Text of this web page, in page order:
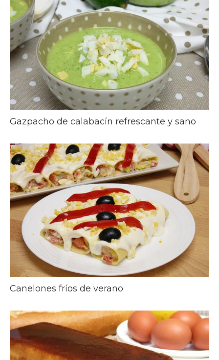
Gazpacho de calabacín refrescante y sano
Canelones fríos de verano